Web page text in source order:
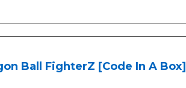
Ball FighterZ [Code In A Box]